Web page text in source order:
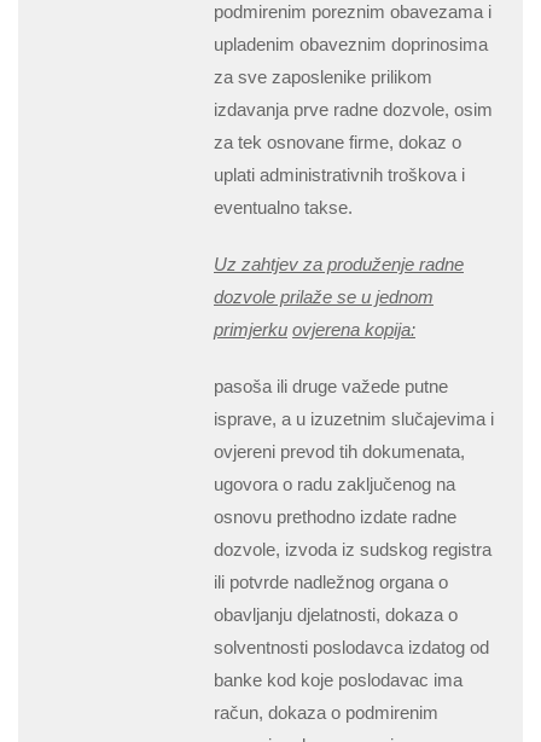
podmirenim poreznim obavezama i
upladenim obaveznim doprinosima
za sve zaposlenike prilikom
izdavanja prve radne dozvole, osim
za tek osnovane firme, dokaz o
uplati administrativnih troškova i
eventualno takse.
Uz zahtjev za produženje radne
dozvole prilaže se u jednom
primjerku ovjerena kopija:
pasoša ili druge važede putne
isprave, a u izuzetnim slučajevima i
ovjereni prevod tih dokumenata,
ugovora o radu zaključenog na
osnovu prethodno izdate radne
dozvole, izvoda iz sudskog registra
ili potvrde nadležnog organa o
obavljanju djelatnosti, dokaza o
solventnosti poslodavca izdatog od
banke kod koje poslodavac ima
račun, dokaza o podmirenim